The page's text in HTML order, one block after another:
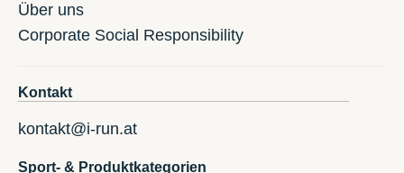
Über uns
Corporate Social Responsibility
Kontakt
kontakt@i-run.at
Sport- & Produktkategorien